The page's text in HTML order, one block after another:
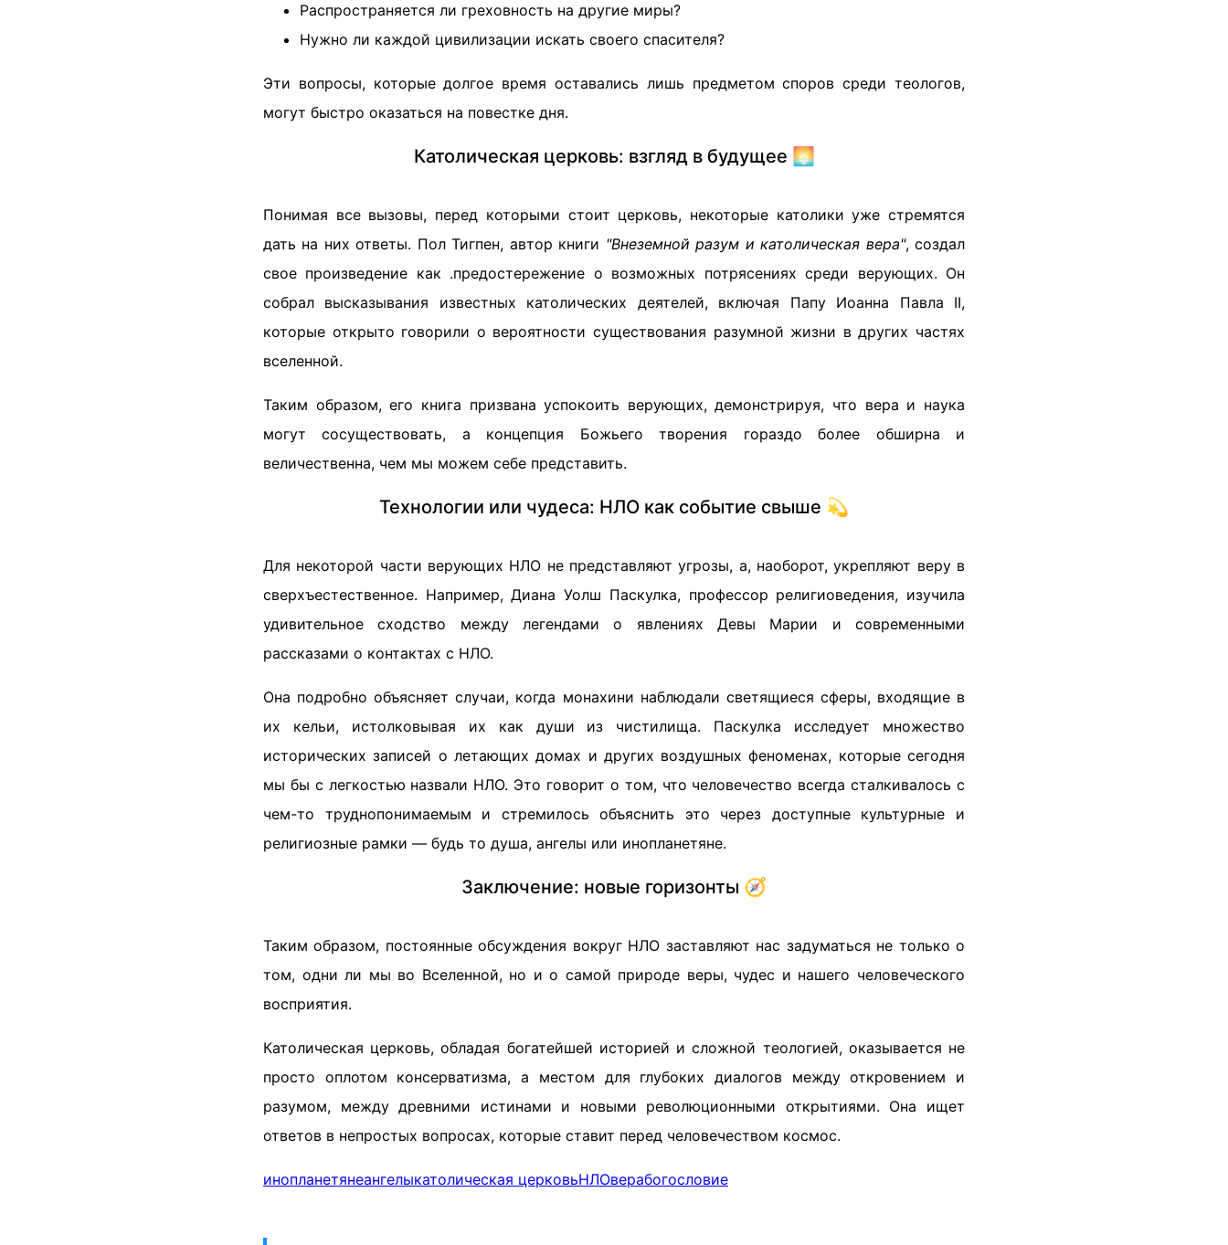
Распространяется ли греховность на другие миры?
Нужно ли каждой цивилизации искать своего спасителя?
Эти вопросы, которые долгое время оставались лишь предметом споров среди теологов,
могут быстро оказаться на повестке дня.
Католическая церковь: взгляд в будущее 🌅
Понимая все вызовы, перед которыми стоит церковь, некоторые католики уже стремятся
дать на них ответы. Пол Тигпен, автор книги "Внеземной разум и католическая вера", создал
свое произведение как .предостережение о возможных потрясениях среди верующих. Он
собрал высказывания известных католических деятелей, включая Папу Иоанна Павла II,
которые открыто говорили о вероятности существования разумной жизни в других частях
вселенной.
Таким образом, его книга призвана успокоить верующих, демонстрируя, что вера и наука
могут сосуществовать, а концепция Божьего творения гораздо более обширна и
величественна, чем мы можем себе представить.
Технологии или чудеса: НЛО как событие свыше 💫
Для некоторой части верующих НЛО не представляют угрозы, а, наоборот, укрепляют веру в
сверхъестественное. Например, Диана Уолш Паскулка, профессор религиоведения, изучила
удивительное сходство между легендами о явлениях Девы Марии и современными
рассказами о контактах с НЛО.
Она подробно объясняет случаи, когда монахини наблюдали светящиеся сферы, входящие в
их кельи, истолковывая их как души из чистилища. Паскулка исследует множество
исторических записей о летающих домах и других воздушных феноменах, которые сегодня
мы бы с легкостью назвали НЛО. Это говорит о том, что человечество всегда сталкивалось с
чем-то труднопонимаемым и стремилось объяснить это через доступные культурные и
религиозные рамки — будь то душа, ангелы или инопланетяне.
Заключение: новые горизонты 🧭
Таким образом, постоянные обсуждения вокруг НЛО заставляют нас задуматься не только о
том, одни ли мы во Вселенной, но и о самой природе веры, чудес и нашего человеческого
восприятия.
Католическая церковь, обладая богатейшей историей и сложной теологией, оказывается не
просто оплотом консерватизма, а местом для глубоких диалогов между откровением и
разумом, между древними истинами и новыми революционными открытиями. Она ищет
ответов в непростых вопросах, которые ставит перед человечеством космос.
инопланетянеангелыкатолическая церковьНЛОверабогословие